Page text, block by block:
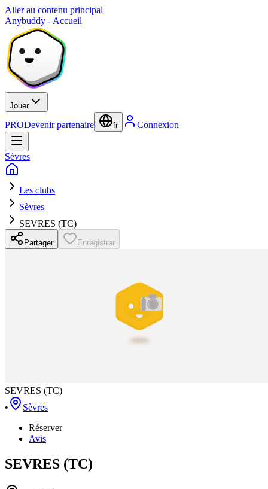
Aller au contenu principal
Anybuddy - Accueil
Jouer
PRODevenir partenaire fr Connexion
Sèvres
Les clubs
Sèvres
SEVRES (TC)
Partager Enregistrer
SEVRES (TC)
•
Sèvres
Réserver
Avis
SEVRES (TC)